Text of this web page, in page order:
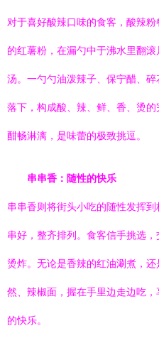
对于喜好酸辣口味的食客，酸辣
的红薯粉，在漏勺中于沸水里翻
汤。一勺勺油泼辣子、保宁醋、
落下，构成酸、辣、鲜、香、烫
酣畅淋漓，是味蕾的极致挑逗。
串串香：随性的快乐
串串香则将街头小吃的随性发挥
串好，整齐排列。食客信手挑选
烫炸。无论是香辣的红油涮煮，
然、辣椒面，握在手里边走边吃
的快乐。